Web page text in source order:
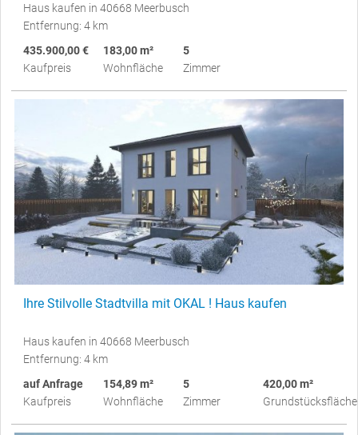
Haus kaufen in 40668 Meerbusch
Entfernung: 4 km
435.900,00 €
Kaufpreis
183,00 m²
Wohnfläche
5
Zimmer
Ihre Stilvolle Stadtvilla mit OKAL ! Haus kaufen
Haus kaufen in 40668 Meerbusch
Entfernung: 4 km
auf Anfrage
Kaufpreis
154,89 m²
Wohnfläche
5
Zimmer
420,00 m²
Grundstücksfläche